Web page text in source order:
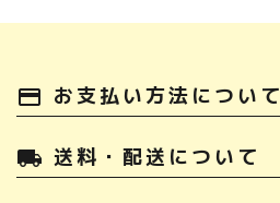
payment お支払い方法について
local_shipping 送料・配送について